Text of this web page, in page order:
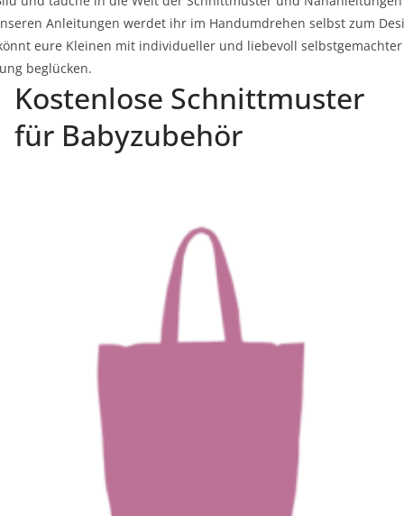
Anleitungen werdet ihr im Handumdrehen selbst zum
eure Kleinen mit individueller und liebevoll selbstgemachter
beglücken.
Kostenlose Schnittmuster
für Babyzubehör